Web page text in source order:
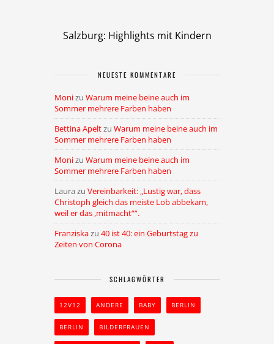
Salzburg: Highlights mit Kindern
NEUESTE KOMMENTARE
Monizu Warum meine beine auch im
Sommer mehrere Farben haben
Bettina Apeltzu Warum meine beine auch im
Sommer mehrere Farben haben
Monizu Warum meine beine auch im
Sommer mehrere Farben haben
Laura zu Vereinbarkeit: „Lustig war, dass
Christoph gleich das meiste Lob abbekam,
weil er das ,mitmacht““.
Franziskazu 40 ist 40: ein Geburtstag zu
Zeiten von Corona
SCHLAGWÖRTER
12V12 ANDERE BABY BERLIN
BERLIN BILDERFRAUEN